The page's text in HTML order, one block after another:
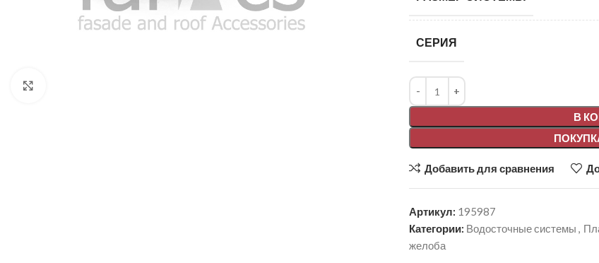
СЕРИЯ
В
Alternative:
Добавить для сравнения
Артикул: 195987
Категории: Водосточные системы ,
желоба